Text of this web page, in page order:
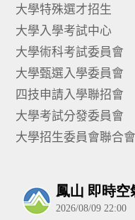
大學特殊選才招生
大學入學考試中心
大學術科考試委員會
大學甄選入學委員會
四技申請入學聯招會
大學考試分發委員會
大學招生委員會聯合會